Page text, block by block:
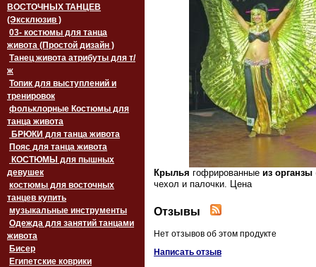
ВОСТОЧНЫХ ТАНЦЕВ
(Эксклюзив )
03- костюмы для танца
живота (Простой дизайн )
Танец живота атрибуты для т/
ж
Топик для выступлений и
тренировок
фольклорные Костюмы для
танца живота
БРЮКИ для танца живота
Пояс для танца живота
девушек
костюмы для восточных
танцев купить
музыкальные инструменты
Одежда для занятий танцами
живота
Бисер
Египетские коврики
Крылья гофрированные из органзы
чехол и палочки. Цена
Отзывы
Нет отзывов об этом продукте
Написать отзыв